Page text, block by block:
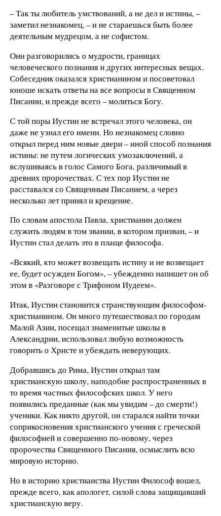
– Так ты любитель умствований, а не дел и истины, –
заметил незнакомец, – и не стараешься быть более
деятельным мудрецом, а не софистом.
Они разговорились о мудрости, границах
человеческого познания и других интересных вещах.
Собеседник оказался христианином и посоветовал
юноше искать ответы на все вопросы в Священном
Писании, и прежде всего – молиться Богу.
С той поры Иустин не встречал этого человека, он
даже не узнал его имени. Но незнакомец словно
открыл перед ним новые двери – иной способ познания
истины: не путем логических умозаключений, а
вслушиваясь в голос Самого Бога, различимый в
древних пророчествах. С тех пор Иустин не
расставался со Священным Писанием, а через
несколько лет принял и крещение.
По словам апостола Павла, христианин должен
служить людям в том звании, в котором призван, – и
Иустин стал делать это в плаще философа.
«Всякий, кто может возвещать истину и не возвещает
ее, будет осужден Богом», – убежденно напишет он об
этом в «Разговоре с Трифоном Иудеем».
Итак, Иустин становится странствующим философом-
христианином. Он много путешествовал по городам
Малой Азии, посещал знаменитые школы в
Александрии, использовал любую возможность
говорить о Христе и убеждать неверующих.
Добравшись до Рима, Иустин открыл там
христианскую школу, наподобие распространенных в
то время частных философских школ. У него
появились преданные (как мы увидим – до смерти!)
ученики. Как никто другой, он старался найти точки
соприкосновения христианского учения с греческой
философией и совершенно по-новому, через
пророчества Священного Писания, осмыслить всю
мировую историю.
Но в историю христианства Иустин Философ вошел,
прежде всего, как апологет, силой слова защищавший
христианскую веру.